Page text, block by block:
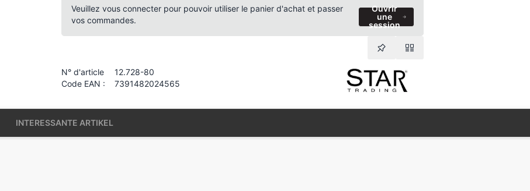
Veuillez vous connecter pour pouvoir utiliser le panier d'achat et passer
vos commandes.
Ouvrir
une
session
N° d'article
12.728-80
Code EAN :
7391482024565
INTERESSANTE ARTIKEL